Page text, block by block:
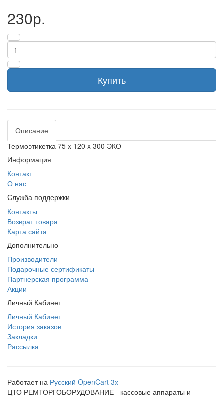
230р.
Купить
Описание
Термоэтикетка 75 x 120 x 300 ЭКО
Информация
Контакт
О нас
Служба поддержки
Контакты
Возврат товара
Карта сайта
Дополнительно
Производители
Подарочные сертификаты
Партнерская программа
Акции
Личный Кабинет
Личный Кабинет
История заказов
Закладки
Рассылка
Работает на Русский OpenCart 3х
ЦТО РЕМТОРГОБОРУДОВАНИЕ - кассовые аппараты и